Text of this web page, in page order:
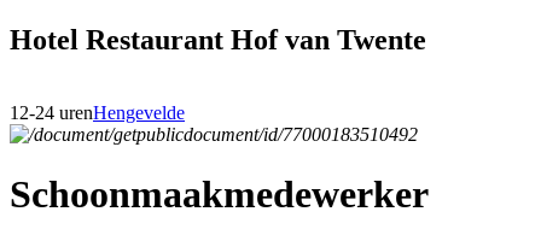
Hotel Restaurant Hof van Twente
12-24 urenHengevelde
Schoonmaakmedewerker